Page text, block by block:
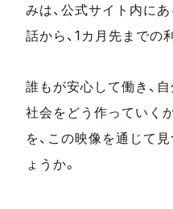
みは、公式サイト内に
話から、1カ月先までの
誰もが安心して働き、
社会をどう作っていく
を、この映像を通じて
ょうか。